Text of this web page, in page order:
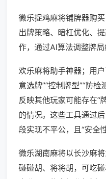
微乐捉鸡麻将铺牌器购
出牌策略、暗杠优化、
作，通过AI算法调整牌局
欢乐麻将助手神器；用
意选牌”“控制牌型”“防
反映其他玩家可能存在“
的情况。这些工具通过
段实现不平公，且“安全性
微乐湖南麻将以长沙麻
碰碰胡、将将胡，可吃